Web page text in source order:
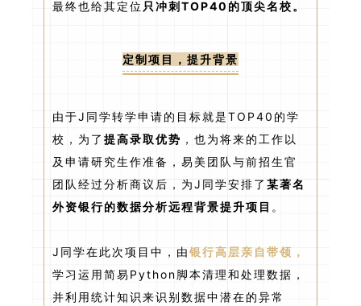
最终也给其定位 只冲刺TOP40的顶尖名校。
定制项目，提升背景
由于J同学转学申请的目标就是TOP40的学
校，为了 提高录取优势 ，也为将来的工作以
及申请研究生作准备，易美团队与前招生官
团队经过分析商议后，为J同学安排了 某著名
外资银行的数据分析远程背景提升项目 。
J同学在此次项目中，由银行高层亲自带领，
学习运用简易Python脚本清理和处理数据，
并利用统计知识来识别数据中潜在的异常